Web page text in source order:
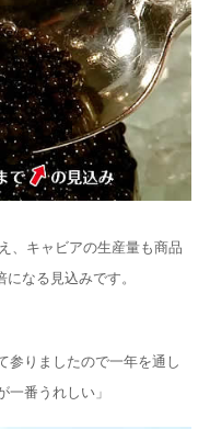
、キャビアの生産量も商品
なる見込みです。
参りましたので一年を通し
番うれしい」